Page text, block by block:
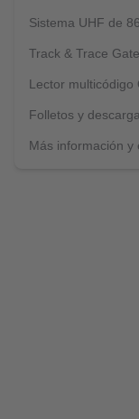
Sistema UHF de
Track & Trace Gate
Lector multicódigo
Folletos y
Más información y